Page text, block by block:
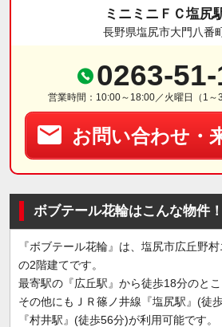
ミニミニＦＣ塩尻
長野県塩尻市大門八番
0263-
営業時間：10:00～18:00／火曜日（1～
お問い合わせ・
ボブテール花輪はこんな物件！
『ボブテール花輪』は、塩尻市広丘野
の2階建てです。
最寄駅の『広丘駅』から徒歩18分のとこ
その他にもＪＲ篠ノ井線『塩尻駅』(徒
『村井駅』(徒歩56分)が利用可能です。